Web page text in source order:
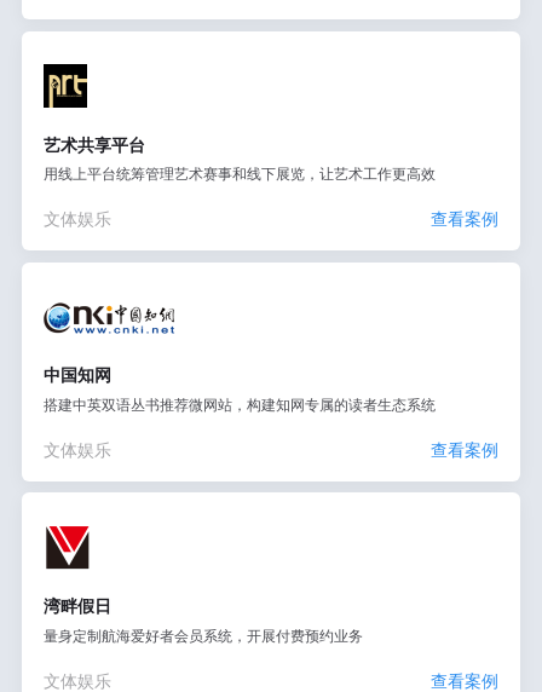
艺术共享平台
用线上平台统筹管理艺术赛事和线下展览，让艺术工作更高效
文体娱乐 查看案例
中国知网
搭建中英双语丛书推荐微网站，构建知网专属的读者生态系统
文体娱乐 查看案例
湾畔假日
量身定制航海爱好者会员系统，开展付费预约业务
文体娱乐 查看案例